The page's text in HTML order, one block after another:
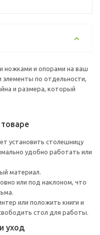
ножками и опорами на ваш
по отдельности,
и размера, который
установить столешницу
удобно работать или
материал.
или под наклоном, что
или положить книги и
стол для работы.
уход